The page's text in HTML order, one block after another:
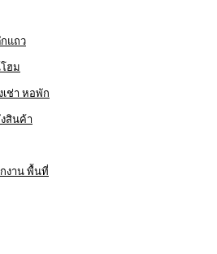
แถว
ฮม
ช่า หอพัก
สินค้า
งาน พื้นที่